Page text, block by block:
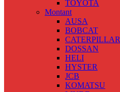
TOYOTA
Montant
AUSA
BOBCAT
CATERPILLAR
DOSSAN
HELI
HYSTER
JCB
KOMATSU